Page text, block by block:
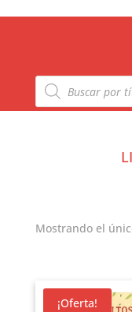
Búsqueda
de
productos
Mostrando el
¡Oferta!